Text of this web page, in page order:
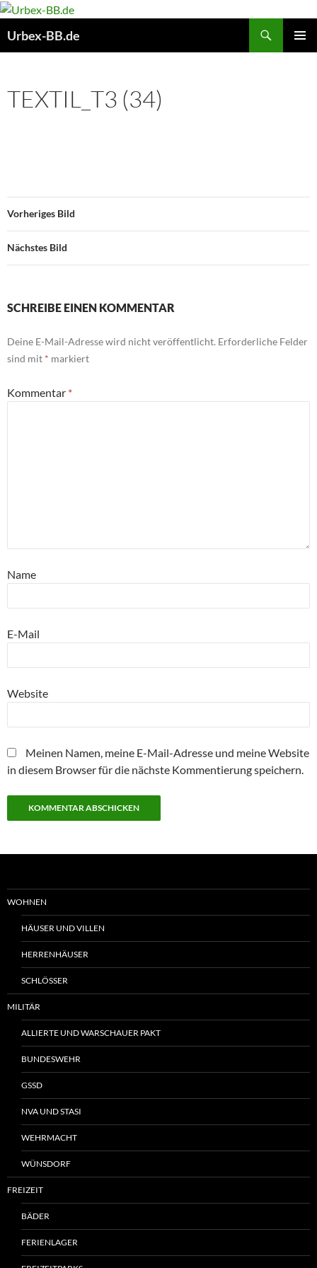
Urbex-BB.de
TEXTIL_T3 (34)
Vorheriges Bild
Nächstes Bild
SCHREIBE EINEN KOMMENTAR
Deine E-Mail-Adresse wird nicht veröffentlicht. Erforderliche Felder
sind mit * markiert
Kommentar *
Name
E-Mail
Website
Meinen Namen, meine E-Mail-Adresse und meine Website
in diesem Browser für die nächste Kommentierung speichern.
WOHNEN
HÄUSER UND VILLEN
HERRENHÄUSER
SCHLÖSSER
MILITÄR
ALLIERTE UND WARSCHAUER PAKT
BUNDESWEHR
GSSD
NVA UND STASI
WEHRMACHT
WÜNSDORF
FREIZEIT
BÄDER
FERIENLAGER